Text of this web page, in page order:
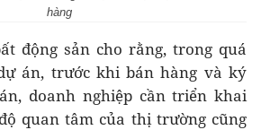
hàng
động sản cho rằng, trong quá
án, trước khi bán hàng và ký
doanh nghiệp cần triển khai
quan tâm của thị trường cũng